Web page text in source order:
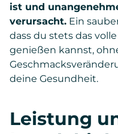
ist und
verursacht. Ein
dass du stets das
genießen kannst,
deine Gesundheit.
Leistung